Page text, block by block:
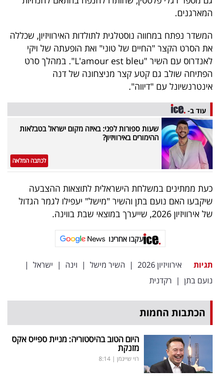
המארגנים.
המשדר נפתח במחווה נוסטלגית לתולדות האירוויזיון, שכללה
את הסרט הקצר "החיים של טוני" ואת הופעתה של ויקי
לאנדרוס עם השיר "L'amour est bleu". במהלך סרט
הפתיחה שולב גם קטע קצר מניצחונה של דנה
אינטרנשיונל עם "דיווה".
עוד ב-
שעות ספורות לפני: באיזה מקום ישראל בטבלאות
ההימורים באירוויזיון?
לכתבה המלאה
כעת ממתינים במשלחת הישראלית לתוצאות ההצבעה
שיקבעו האם נועם בתן והשיר "מישל" יעפילו לגמר הגדול
של אירוויזיון 2026, שייערך במוצאי שבת בווינה.
עקבו אחרינו
תגיות אירוויזיון 2026 | השיר מישל | וינה | ישראל |
נועם בתן | רקדנית
הכתבות החמות
היום הטוב בהיסטוריה: מניית ספייס אקס
מזנקת
רוי שיינמן |
8:14